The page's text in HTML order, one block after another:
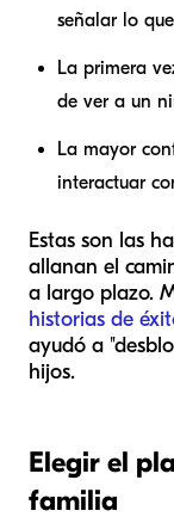
señalar lo
La primera
de ver a un
La mayor
interactuar
Estas son las
allanan el
a largo plazo.
historias de
ayudó a
hijos.
Elegir el
familia